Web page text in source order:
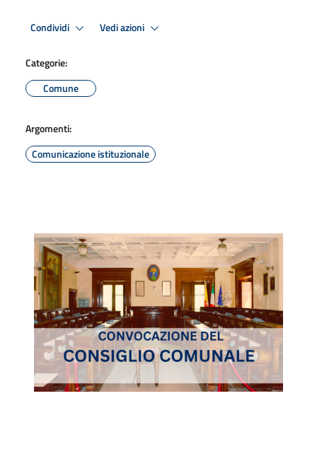
Condividi Vedi azioni
Categorie:
Comune
Argomenti:
Comunicazione istituzionale